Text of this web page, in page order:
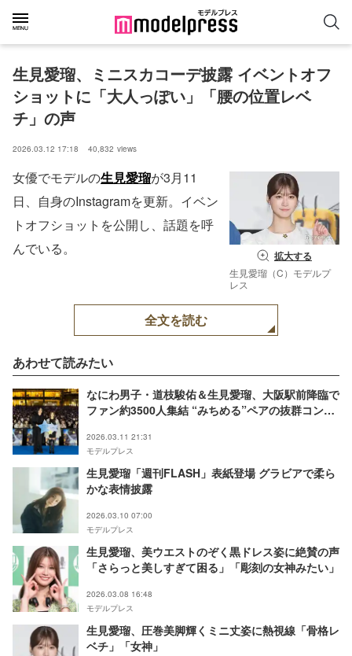
生見愛瑠、ミニスカコーデ披露 イベントオフ
ショットに「大人っぽい」「腰の位置レベ
チ」の声
2026.03.12 17:18 40,832 views
拡大する
生見愛瑠（C）モデルプ
レス
女優でモデルの生見愛瑠が3月11
日、自身のInstagramを更新。イベン
トオフショットを公開し、話題を呼
んでいる。
全文を読む
あわせて読みたい
なにわ男子・道枝駿佑＆生見愛瑠、大阪駅前降臨で
ファン約3500人集結 “みちめる”ペアの抜群コンビ
てますね！？」 【君が最後に遺した歌】
2026.03.11 21:31
モデルプレス
生見愛瑠「週刊FLASH」表紙登場 グラビアで柔ら
かな表情披露
2026.03.10 07:00
モデルプレス
生見愛瑠、美ウエストのぞく黒ドレス姿に絶賛の声
「さらっと美しすぎて困る」「彫刻の女神みたい」
2026.03.08 16:48
モデルプレス
生見愛瑠、圧巻美脚輝くミニ丈姿に熱視線「骨格レ
ベチ」「女神」